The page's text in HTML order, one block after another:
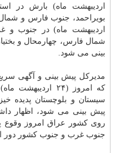
اردیبهشت ماه) بارش در
اردیبهشت ماه) در جنوب و
شمال فارس، چهارمحال و
بینی می شود.
مدیركل پیش بینی و آگهی
كه امروز (۲۴
سیستان و بلوچستان پدیده
پیش بینی می شود، اظهار
روی كشور عراق امروز وقوع
جنوب غرب و جنوب كشور دور